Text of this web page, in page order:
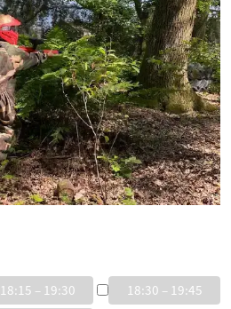
18:15 – 19:30 18:30 – 19:45